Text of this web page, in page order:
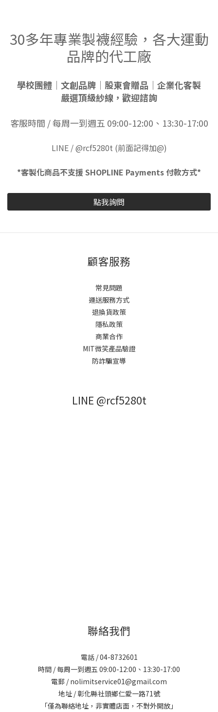
30多年專業製襪經驗，各大運動
品牌的代工廠
學校團體｜文創品牌｜股東會贈品｜企業化客製
嚴選頂級紗線，歡迎諮詢
客服時間 / 每周一到週五 09:00-12:00、13:30-17:00
LINE / @rcf5280t (前面記得加@)
*客製化商品不支援 SHOPLINE Payments 付款方式*
點我詢問
顧客服務
常見問題
運送服務方式
退換貨政策
隱私政策
商業合作
MIT微笑產品驗證
防詐騙宣導
LINE @rcf5280t
聯絡我們
電話 / 04-8732601
時間 / 每周一到週五 09:00-12:00、13:30-17:00
電郵 / nolimitservice01@gmail.com
地址 / 彰化縣社頭鄉仁愛一路71號
「僅為聯絡地址，非實體店面，不對外開放」